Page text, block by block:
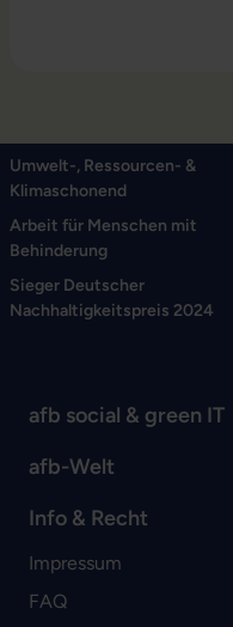
Umwelt-, Ressourcen- &
Klimaschonend
Arbeit für Menschen mit
Behinderung
Sieger Deutscher
Nachhaltigkeitspreis 2024
afb social & green IT
afb-Welt
Info & Recht
Impressum
FAQ